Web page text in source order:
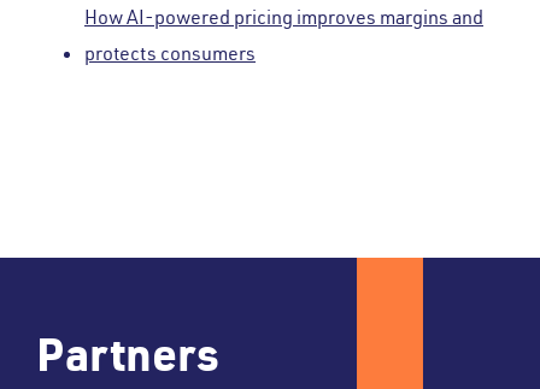
How AI-powered pricing improves margins and
protects consumers
Partners